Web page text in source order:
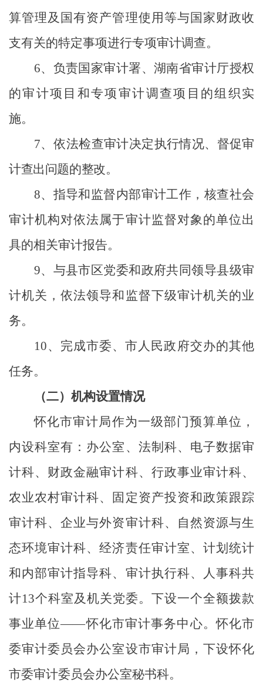
算管理及国有资产管理使用等与国家财政收
支有关的特定事项进行专项审计调查。
6、负责国家审计署、湖南省审计厅授权
的审计项目和专项审计调查项目的组织实
施。
7、依法检查审计决定执行情况、督促审
计查出问题的整改。
8、指导和监督内部审计工作，核查社会
审计机构对依法属于审计监督对象的单位出
具的相关审计报告。
9、与县市区党委和政府共同领导县级审
计机关，依法领导和监督下级审计机关的业
务。
10、完成市委、市人民政府交办的其他
任务。
（二）机构设置情况
怀化市审计局作为一级部门预算单位，
内设科室有 ：办公室、法制科、电子数据审
计科、财政金融审计科、行政事业审计科、
农业农村审计科、固定资产投资和政策跟踪
审计科、企业与外资审计科、自然资源与生
态环境审计科、经济责任审计室、计划统计
和内部审计指导科、审计执行科、人事科共
计13个科室及机关党委。下设一个全额拨款
事业单位——怀化市审计事务中心。怀化市
委审计委员会办公室设市审计局，下设怀化
市委审计委员会办公室秘书科。